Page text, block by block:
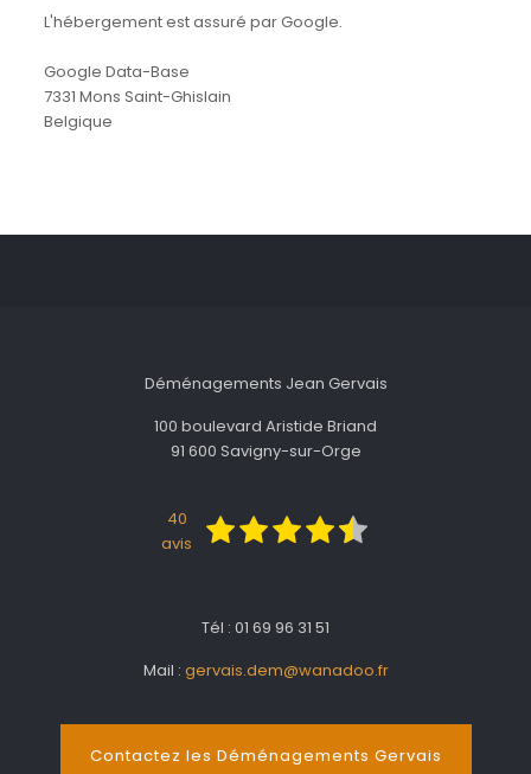
L'hébergement est assuré par Google.
Google Data-Base
7331 Mons Saint-Ghislain
Belgique
Déménagements Jean Gervais
100 boulevard Aristide Briand
91 600 Savigny-sur-Orge
40
avis
Tél : 01 69 96 31 51
Mail : gervais.dem@wanadoo.fr
Contactez les Déménagements Gervais